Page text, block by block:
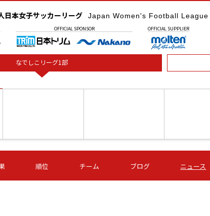
日本女子サッカーリーグ Japan Women's Football League
OFFICIAL SPONSOR OFFICIAL SUPPLIER
なでしこリーグ1部
第16節 09/05 (土) 15:00
石人の星
-
第16節 09/05 (土) 16:00
ＡＧＦ
-
いちご
-
順位 チーム ブログ ニュース